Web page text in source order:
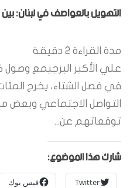
التهويل بالعواصف في لبنان:
مدة القراءة 2 دقيقة
علي الأكبر البرجيمع
في فصل الشتاء، يخرج
التواصل الاجتماعي وبعض
توقعاتهم عن...
شارك هذا الموضوع:
Twitter فيس بوك